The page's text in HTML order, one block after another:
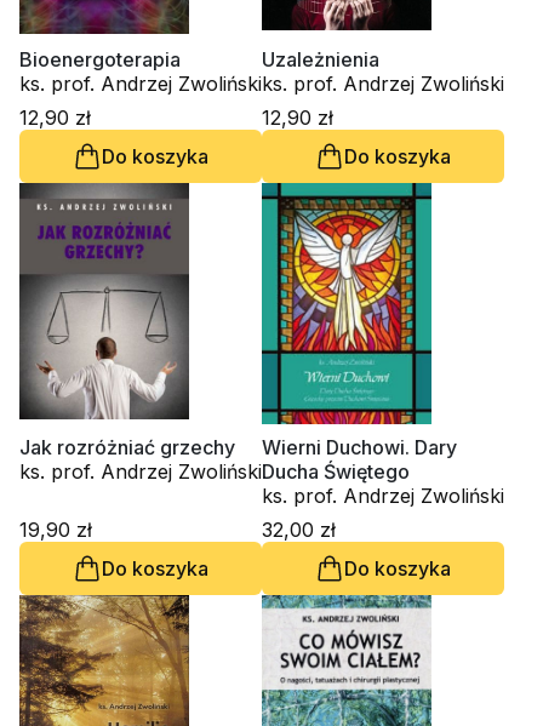
Bioenergoterapia
ks. prof. Andrzej Zwoliński
12,90 zł
Do koszyka
Uzależnienia
ks. prof. Andrzej Zwoliński
12,90 zł
Do koszyka
Jak rozróżniać grzechy
ks. prof. Andrzej Zwoliński
19,90 zł
Do koszyka
Wierni Duchowi. Dary
Ducha Świętego
ks. prof. Andrzej Zwoliński
32,00 zł
Do koszyka